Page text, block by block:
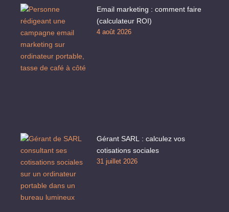
Email marketing : comment faire
(calculateur ROI)
4 août 2026
Gérant SARL : calculez vos
cotisations sociales
31 juillet 2026